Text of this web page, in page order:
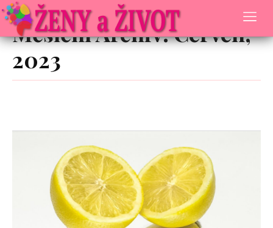
Měsíční Archiv: Červen,
2023
Archive